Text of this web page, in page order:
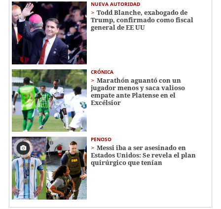
NUEVA AUTORIDAD
Todd Blanche, exabogado de
Trump, confirmado como fiscal
general de EE UU
CRÓNICA
Marathón aguantó con un
jugador menos y saca valioso
empate ante Platense en el
Excélsior
PENOSO
Messi iba a ser asesinado en
Estados Unidos: Se revela el plan
quirúrgico que tenían